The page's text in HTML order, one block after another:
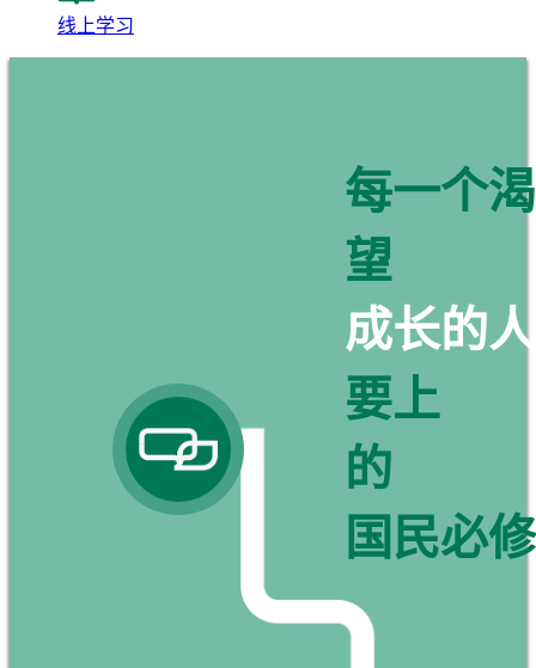
线上学习
每一个渴
望
成长的人
要上
的
国民必